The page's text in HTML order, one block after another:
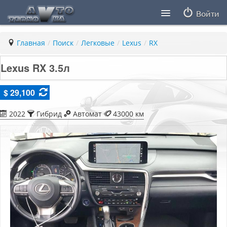
Войти
Статьи
ПДД ПМР
Главная / Поиск / Легковые / Lexus / RX
Lexus RX 3.5л
$ 29,100
2022 Гибрид Автомат 43000 км